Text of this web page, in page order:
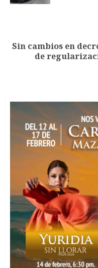
Siguiente
entrada:
Sin cambios en
de